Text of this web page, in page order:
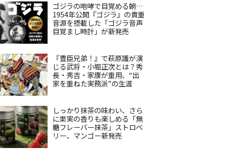
ゴジラの咆哮で目覚める朝…
1954年公開『ゴジラ』の貴重
音源を搭載した「ゴジラ音声
目覚まし時計」が新発売
『豊臣兄弟！』で萩原護が演
じる武将・小堀正次とは？秀
長・秀吉・家康が重用、“出
家を重ねた実務派”の生涯
しっかり抹茶の味わい、さら
に果実の香りも楽しめる「無
糖フレーバー抹茶」ストロベ
リー、マンゴー新発売